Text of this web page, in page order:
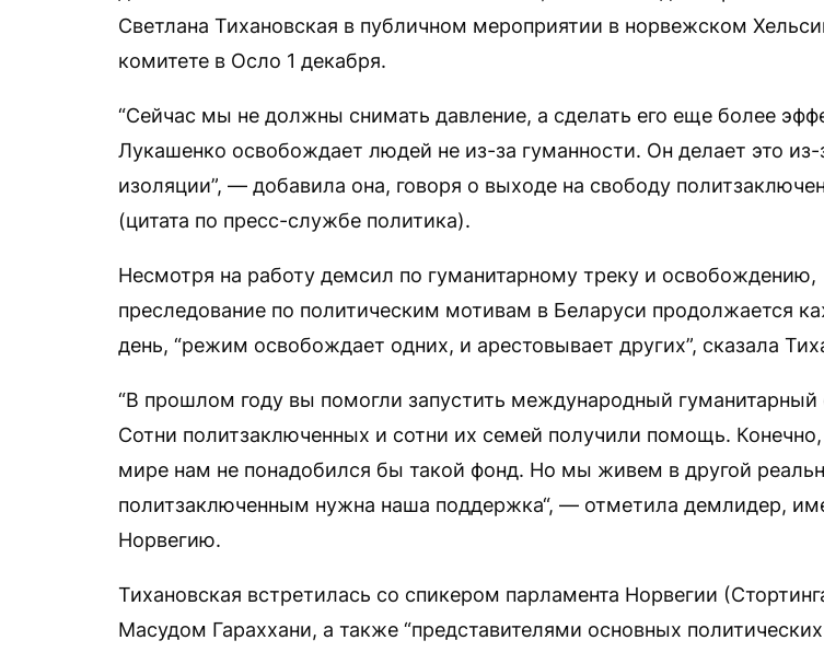
Светлана Тихановская в публичном мероприятии в норвежском
комитете в Осло 1 декабря.
“Сейчас мы не должны снимать давление, а сделать его еще более
Лукашенко освобождает людей не из-за гуманности. Он делает это из-
изоляции”, — добавила она, говоря о выходе на свободу
(цитата по пресс-службе политика).
Несмотря на работу демсил по гуманитарному треку и освобождению,
преследование по политическим мотивам в Беларуси продолжается
день, “режим освобождает одних, и арестовывает других”, сказала
“В прошлом году вы помогли запустить международный гуманитарный
Сотни политзаключенных и сотни их семей получили помощь.
мире нам не понадобился бы такой фонд. Но мы живем в другой
политзаключенным нужна наша поддержка“, — отметила демлидер,
Норвегию.
Тихановская встретилась со спикером парламента Норвегии
Масудом Гараххани, а также “представителями основных политических